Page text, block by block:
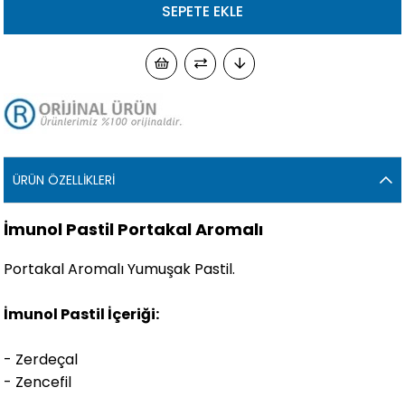
ÜRÜN ÖZELLIKLERI
İmunol Pastil Portakal Aromalı
Portakal Aromalı Yumuşak Pastil.
İmunol Pastil İçeriği:
- Zerdeçal
- Zencefil